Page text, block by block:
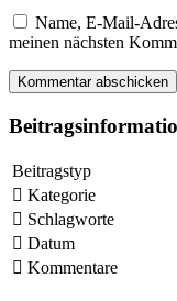
Name, E-Mail-
meinen nächsten
Beitragstyp
Kategorie
Schlagworte
Datum
Kommentare